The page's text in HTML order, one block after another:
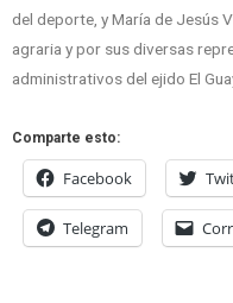
del deporte, y María de Jesús
agraria y por sus diversas
administrativos del ejido El
Comparte esto:
Facebook
Telegram